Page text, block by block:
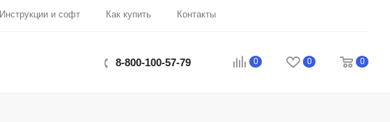
Инструкции и софт Как купить Контакты
0 0 0
8-800-100-57-79